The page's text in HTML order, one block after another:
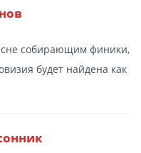
сне собирающим финики,
будет найдена как